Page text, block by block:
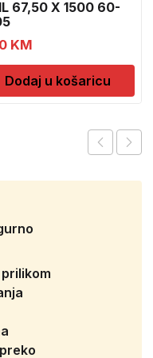
67,50 X 1500 60-
KM
Dodaj u košaricu